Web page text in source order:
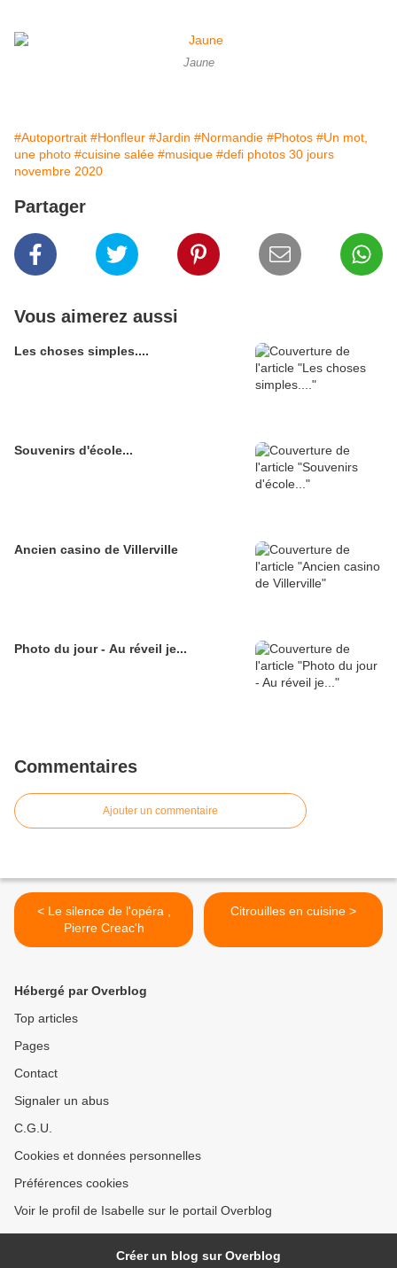
Jaune
#Autoportrait #Honfleur #Jardin #Normandie #Photos #Un mot,
une photo #cuisine salée #musique #defi photos 30 jours
novembre 2020
Partager
Vous aimerez aussi
Les choses simples....
Souvenirs d'école...
Ancien casino de Villerville
Photo du jour - Au réveil je...
Commentaires
Ajouter un commentaire
< Le silence de l'opéra ,
Pierre Creac'h
Citrouilles en cuisine >
Hébergé par Overblog
Top articles
Pages
Contact
Signaler un abus
C.G.U.
Cookies et données personnelles
Préférences cookies
Voir le profil de Isabelle sur le portail Overblog
Créer un blog sur Overblog